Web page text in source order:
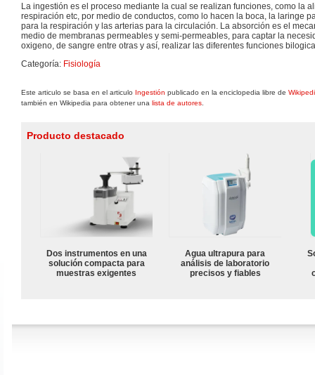
La ingestión es el proceso mediante la cual se realizan funciones, como la
respiración etc, por medio de conductos, como lo hacen la boca, la laringe
para la respiración y las arterias para la circulación. La absorción es el
medio de membranas permeables y semi-permeables, para captar la
oxigeno, de sangre entre otras y así, realizar las diferentes funciones
Categoría: Fisiología
Este articulo se basa en el articulo Ingestión publicado en la enciclopedia libre de
también en Wikipedia para obtener una lista de autores
Producto destacado
Dos instrumentos en una
solución compacta para
muestras exigentes
Agua ultrapura para
análisis de laboratorio
precisos y fiables